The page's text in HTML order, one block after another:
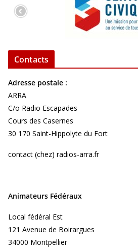
Contacts
Adresse postale :
ARRA
C/o Radio Escapades
Cours des Casernes
30 170 Saint-Hippolyte du Fort
contact (chez) radios-arra.fr
Animateurs Fédéraux
Local fédéral Est
121 Avenue de Boirargues
34000 Montpellier